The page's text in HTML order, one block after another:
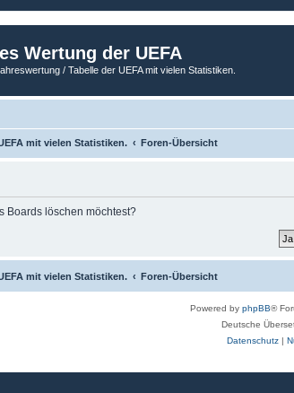
Wertung der UEFA
/ Tabelle der UEFA mit vielen Statistiken.
mit vielen Statistiken. Foren-Übersicht
Boards löschen möchtest?
mit vielen Statistiken. Foren-Übersicht
Powered by phpBB®
Deutsche
Datenschutz|